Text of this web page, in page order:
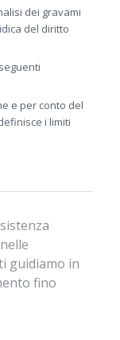
dei gravami
del diritto
e per conto del
i limiti
guidiamo in
fino